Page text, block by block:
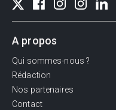
A propos
Qui sommes-nous ?
Rédaction
Nos partenaires
Contact